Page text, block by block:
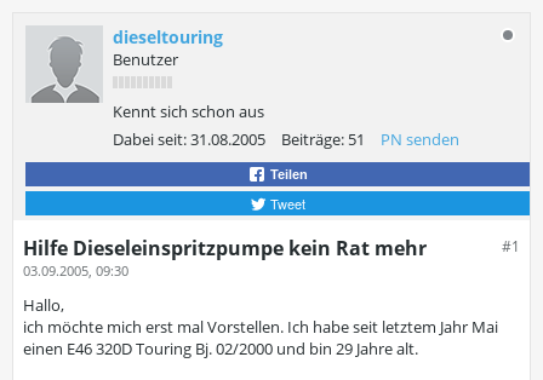
dieseltouring
Benutzer
Kennt sich schon aus
Dabei seit:31.08.2005 Beiträge: 51 PN senden
Teilen
Tweet
#1
Hilfe Dieseleinspritzpumpe kein Rat mehr
03.09.2005, 09:30
Hallo,
ich möchte mich erst mal Vorstellen. Ich habe seit letztem Jahr Mai
einen E46 320D Touring Bj. 02/2000 und bin 29 Jahre alt.